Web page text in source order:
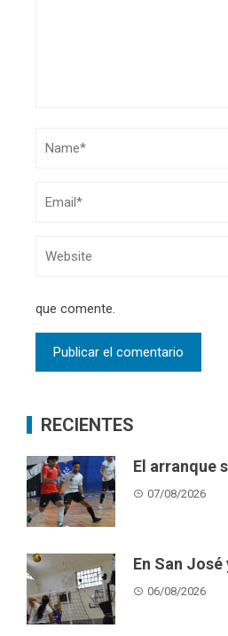
que comente.
RECIENTES
El arranque
07/08/2026
En San José
06/08/2026